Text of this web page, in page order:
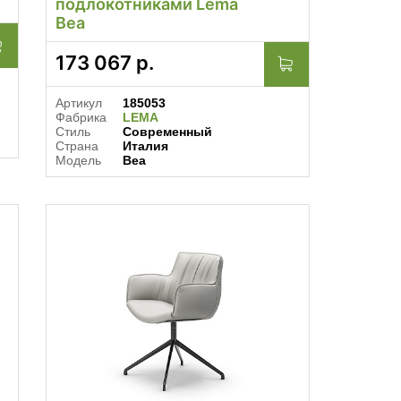
подлокотниками Lema
Bea
173 067 р.
Артикул
185053
Фабрика
LEMA
Стиль
Современный
Страна
Италия
Модель
Bea